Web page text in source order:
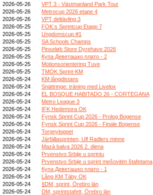
2026-05-26
VPT 3 - Västmanland Park Tour
2026-05-26
Metrocup 2026 etape 4
2026-05-26
VPT deltävling 3
2026-05-25
FOK:s Sprintcup Etapp 7
2026-05-25
Ungdomscup #1
2026-05-25
SA Schools Champs
2026-05-25
Pinseløb Store Dyrehave 2026
2026-05-25
Купа Деветашко плато - 2
2026-05-25
Motionsorientering Tuve
2026-05-25
TMOK Sprint-KM
2026-05-24
KM långdistans
2026-05-24
Snättringe: träning med Livelox
2026-05-24
EL BOSQUE HABITADO 26 - CORTEGANA
2026-05-24
Metro League 3
2026-05-24
IFK Hedemora OK
2026-05-24
Fynsk Sprint Cup 2026 - Prolog Bogense
2026-05-24
Fynsk Sprint Cup 2026 - Finale Bogense
2026-05-24
Torgnyloppet
2026-05-24
Järfällasprinten, Ulf Radlers minne
2026-05-24
Mazā balva 2026 2. diena
2026-05-24
Prvenstvo Srbije u sprintu
2026-05-24
Prvenstvo Srbije u sprint mešovitim štafetama
2026-05-24
Купа Деветашко плато - 1
2026-05-24
Lång KM Täby OK
2026-05-24
§DM, sprint, Örebro län
2026-05-24
DM, sprintstafett, Örebro län